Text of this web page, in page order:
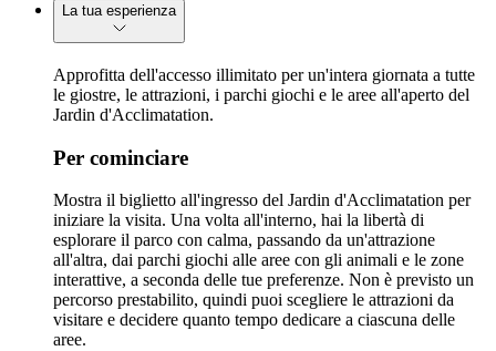
La tua esperienza
Approfitta dell'accesso illimitato per un'intera giornata a tutte
le giostre, le attrazioni, i parchi giochi e le aree all'aperto del
Jardin d'Acclimatation.
Per cominciare
Mostra il biglietto all'ingresso del Jardin d'Acclimatation per
iniziare la visita. Una volta all'interno, hai la libertà di
esplorare il parco con calma, passando da un'attrazione
all'altra, dai parchi giochi alle aree con gli animali e le zone
interattive, a seconda delle tue preferenze. Non è previsto un
percorso prestabilito, quindi puoi scegliere le attrazioni da
visitare e decidere quanto tempo dedicare a ciascuna delle
aree.